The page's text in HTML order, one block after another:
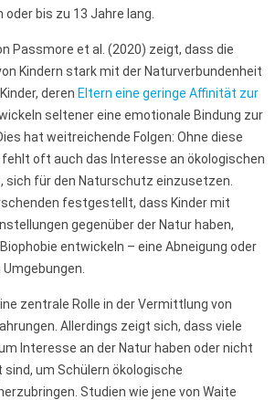
bis zu 13 Jahre lang.
Passmore et al. (2020) zeigt, dass die
Kindern stark mit der Naturverbundenheit
deren Eltern eine geringe Affinität zur
seltener eine emotionale Bindung zur
hat weitreichende Folgen: Ohne diese
oft auch das Interesse an ökologischen
sich für den Naturschutz einzusetzen.
festgestellt, dass Kinder mit
gegenüber der Natur haben,
entwickeln – eine Abneigung oder
zentrale Rolle in der Vermittlung von
Allerdings zeigt sich, dass viele
Interesse an der Natur haben oder nicht
um Schülern ökologische
Studien wie jene von Waite